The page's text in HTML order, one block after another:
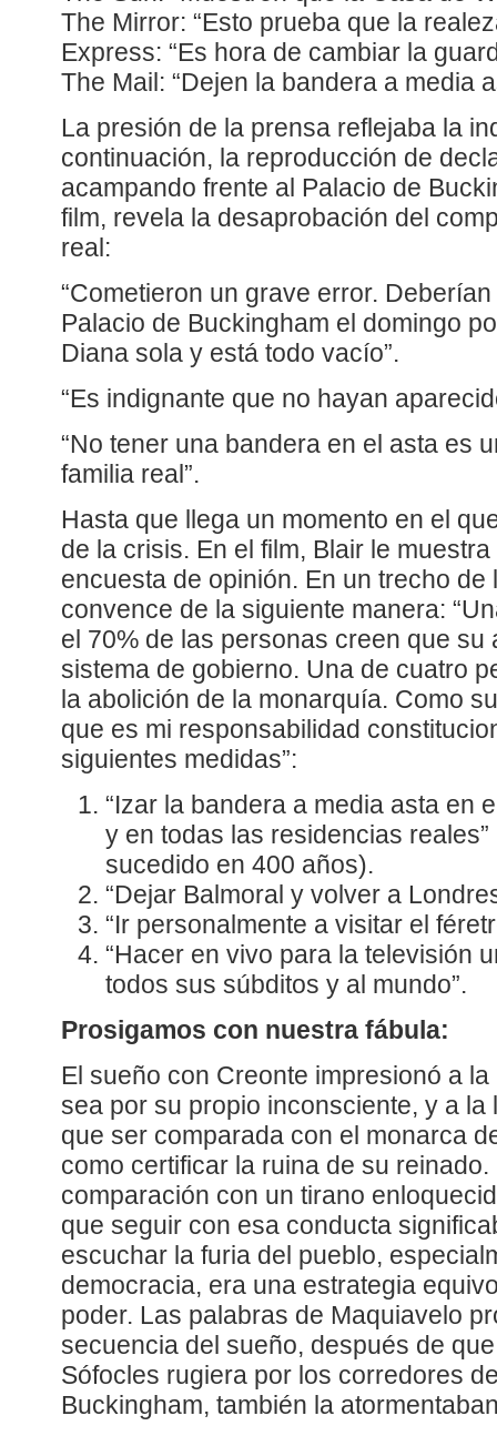
The Mirror: “Esto prueba que la
Express: “Es hora de cambiar la
The Mail: “Dejen la bandera a media
La presión de la prensa reflejaba la
continuación, la reproducción de
acampando frente al Palacio de
film, revela la desaprobación del
real:
“Cometieron un grave error.
Palacio de Buckingham el domingo
Diana sola y está todo vacío”.
“Es indignante que no hayan
“No tener una bandera en el asta es
familia real”.
Hasta que llega un momento en el
de la crisis. En el film, Blair le
encuesta de opinión. En un trecho
convence de la siguiente manera:
el 70% de las personas creen que su
sistema de gobierno. Una de cuatro
la abolición de la monarquía. Como
que es mi responsabilidad
siguientes medidas”:
“Izar la bandera a media asta en
y en todas las residencias
sucedido en 400 años).
“Dejar Balmoral y volver a
“Ir personalmente a visitar el
“Hacer en vivo para la televisión
todos sus súbditos y al mundo”.
Prosigamos con nuestra fábula:
El sueño con Creonte impresionó a
sea por su propio inconsciente, y a la
que ser comparada con el monarca
como certificar la ruina de su
comparación con un tirano
que seguir con esa conducta
escuchar la furia del pueblo,
democracia, era una estrategia
poder. Las palabras de Maquiavelo
secuencia del sueño, después de
Sófocles rugiera por los corredores
Buckingham, también la